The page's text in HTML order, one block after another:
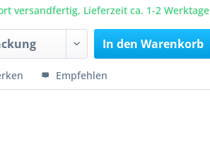
versandfertig, Lieferzeit ca. 1-2 Werktage
In den Warenkorb
Empfehlen